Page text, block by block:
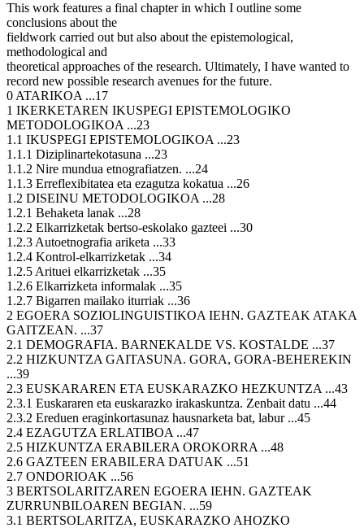
This work features a final chapter in which I outline some
conclusions about the
fieldwork carried out but also about the epistemological,
methodological and
theoretical approaches of the research. Ultimately, I have wanted to
record new possible research avenues for the future.
0 ATARIKOA ...17
1 IKERKETAREN IKUSPEGI EPISTEMOLOGIKO
METODOLOGIKOA ...23
1.1 IKUSPEGI EPISTEMOLOGIKOA ...23
1.1.1 Diziplinartekotasuna ...23
1.1.2 Nire mundua etnografiatzen. ...24
1.1.3 Erreflexibitatea eta ezagutza kokatua ...26
1.2 DISEINU METODOLOGIKOA ...28
1.2.1 Behaketa lanak ...28
1.2.2 Elkarrizketak bertso-eskolako gazteei ...30
1.2.3 Autoetnografia ariketa ...33
1.2.4 Kontrol-elkarrizketak ...34
1.2.5 Arituei elkarrizketak ...35
1.2.6 Elkarrizketa informalak ...35
1.2.7 Bigarren mailako iturriak ...36
2 EGOERA SOZIOLINGUISTIKOA IEHN. GAZTEAK ATAKA
GAITZEAN. ...37
2.1 DEMOGRAFIA. BARNEKALDE VS. KOSTALDE ...37
2.2 HIZKUNTZA GAITASUNA. GORA, GORA-BEHEREKIN
...39
2.3 EUSKARAREN ETA EUSKARAZKO HEZKUNTZA ...43
2.3.1 Euskararen eta euskarazko irakaskuntza. Zenbait datu ...44
2.3.2 Ereduen eraginkortasunaz hausnarketa bat, labur ...45
2.4 EZAGUTZA ERLATIBOA ...47
2.5 HIZKUNTZA ERABILERA OROKORRA ...48
2.6 GAZTEEN ERABILERA DATUAK ...51
2.7 ONDORIOAK ...56
3 BERTSOLARITZAREN EGOERA IEHN. GAZTEAK
ZURRUNBILOAREN BEGIAN. ...59
3.1 BERTSOLARITZA, EUSKARAZKO AHOZKO